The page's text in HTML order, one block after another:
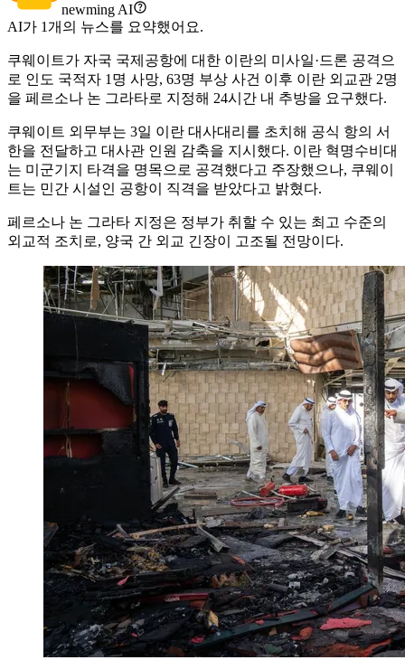
newming AI
AI가 1개의 뉴스를 요약했어요.
쿠웨이트가 자국 국제공항에 대한 이란의 미사일·드론 공격으
로 인도 국적자 1명 사망, 63명 부상 사건 이후 이란 외교관 2명
을 페르소나 논 그라타로 지정해 24시간 내 추방을 요구했다.
쿠웨이트 외무부는 3일 이란 대사대리를 초치해 공식 항의 서
한을 전달하고 대사관 인원 감축을 지시했다. 이란 혁명수비대
는 미군기지 타격을 명목으로 공격했다고 주장했으나, 쿠웨이
트는 민간 시설인 공항이 직격을 받았다고 밝혔다.
페르소나 논 그라타 지정은 정부가 취할 수 있는 최고 수준의
외교적 조치로, 양국 간 외교 긴장이 고조될 전망이다.